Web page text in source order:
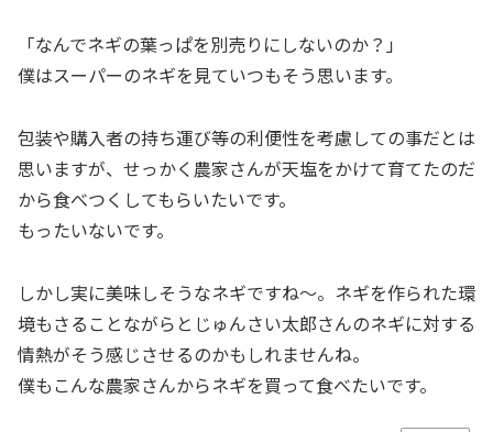
「なんでネギの葉っぱを別売りにしないのか？」
僕はスーパーのネギを見ていつもそう思います。
包装や購入者の持ち運び等の利便性を考慮しての事だとは
思いますが、せっかく農家さんが天塩をかけて育てたのだ
から食べつくしてもらいたいです。
もったいないです。
しかし実に美味しそうなネギですね〜。ネギを作られた環
境もさることながらとじゅんさい太郎さんのネギに対する
情熱がそう感じさせるのかもしれませんね。
僕もこんな農家さんからネギを買って食べたいです。